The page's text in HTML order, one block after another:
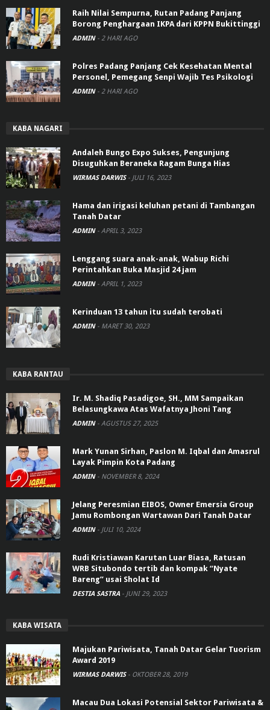
Raih Nilai Sempurna, Rutan Padang Panjang
Borong Penghargaan IKPA dari KPPN Bukittinggi
ADMIN - 2 HARI AGO
Polres Padang Panjang Cek Kesehatan Mental
Personel, Pemegang Senpi Wajib Tes Psikologi
ADMIN - 2 HARI AGO
KABA NAGARI
Andaleh Bungo Expo Sukses, Pengunjung
Disuguhkan Beraneka Ragam Bunga Hias
WIRMAS DARWIS - JULI 16, 2023
Hama dan irigasi keluhan petani di Tambangan
Tanah Datar
ADMIN - APRIL 3, 2023
Lenggang suara anak-anak, Wabup Richi
Perintahkan Buka Masjid 24 jam
ADMIN - APRIL 1, 2023
Kerinduan 13 tahun itu sudah terobati
ADMIN - MARET 30, 2023
KABA RANTAU
Ir. M. Shadiq Pasadigoe, SH., MM Sampaikan
Belasungkawa Atas Wafatnya Jhoni Tang
ADMIN - AGUSTUS 27, 2025
Mark Yunan Sirhan, Paslon M. Iqbal dan Amasrul
Layak Pimpin Kota Padang
ADMIN - NOVEMBER 8, 2024
Jelang Peresmian EIBOS, Owner Emersia Group
Jamu Rombongan Wartawan Dari Tanah Datar
ADMIN - JULI 10, 2024
Rudi Kristiawan Karutan Luar Biasa, Ratusan
WRB Situbondo tertib dan kompak “Nyate
Bareng” usai Sholat Id
DESTIA SASTRA - JUNI 29, 2023
KABA WISATA
Majukan Pariwisata, Tanah Datar Gelar Tuorism
Award 2019
WIRMAS DARWIS - OKTOBER 28, 2019
Macau Dua Lokasi Potensial Sektor Pariwisata &